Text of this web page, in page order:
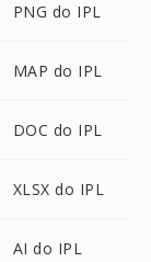
PNG do IPL
MAP do IPL
DOC do IPL
XLSX do IPL
AI do IPL